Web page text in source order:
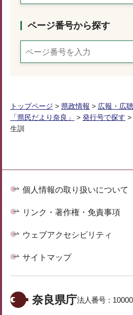
ページ番号から探す
トップページ > 県政情報 > 広報・広聴
「県民だより奈良」
> 発行号で探す >
生訓
個人情報の取り扱いについて
リンク・著作権・免責事項
ウェブアクセシビリティ
サイトマップ
奈良県庁法人番号：